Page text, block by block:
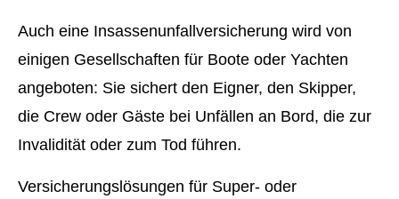
Auch eine Insassenunfallversicherung wird von
einigen Gesellschaften für Boote oder Yachten
angeboten: Sie sichert den Eigner, den Skipper,
die Crew oder Gäste bei Unfällen an Bord, die zur
Invalidität oder zum Tod führen.
Versicherungslösungen für Super- oder